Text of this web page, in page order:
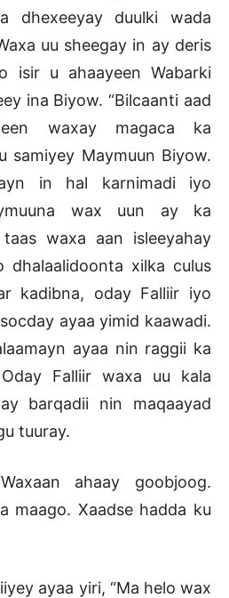
dhexeeyay duulki wada
uu sheegay in ay deris
isir u ahaayeen Wabarki
ina Biyow. “Bilcaanti aad
waxay magaca ka
samiyey Maymuun Biyow.
in hal karnimadi iyo
wax uun ay ka
taas waxa aan isleeyahay
dhalaalidoonta xilka culus
kadibna, oday Falliir iyo
ayaa yimid kaawadi.
ayaa nin raggii ka
Falliir waxa uu kala
barqadii nin maqaayad
tuuray.
ahaay goobjoog.
maago. Xaadse hadda ku
ayaa yiri, “Ma helo wax